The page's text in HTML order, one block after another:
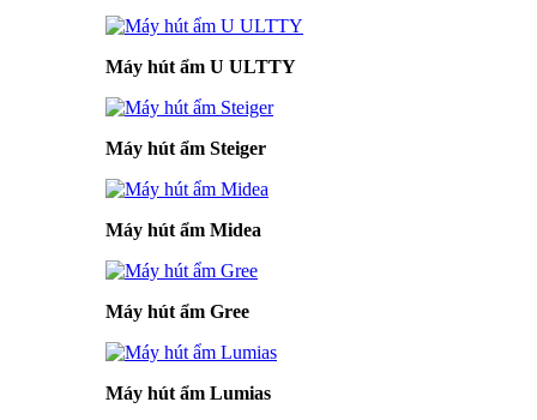
Máy hút ẩm U ULTTY
Máy hút ẩm Steiger
Máy hút ẩm Midea
Máy hút ẩm Gree
Máy hút ẩm Lumias